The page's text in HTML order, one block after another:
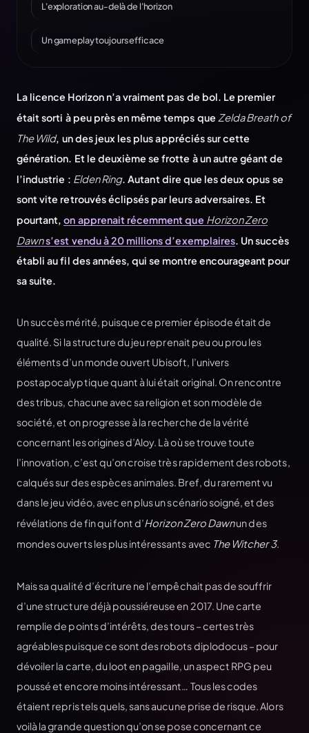
L'exploration au-delà de l'horizon
Un gameplay toujours efficace
La licence Horizon n’a vraiment pas de bol. Le premier
était sorti à peu près en même temps que Zelda Breath of
The Wild, un des jeux les plus appréciés sur cette
génération. Et le deuxième se frotte à un autre géant de
l’industrie : Elden Ring. Autant dire que les deux opus se
sont vite retrouvés éclipsés par leurs adversaires. Et
pourtant,on apprenait récemment que Horizon Zero
Dawns’est vendu à 20 millions d’exemplaires. Un succès
établi au fil des années, qui se montre encourageant pour
sa suite.
Un succès mérité, puisque ce premier épisode était de
qualité. Si la structure du jeu reprenait peu ou prou les
éléments d’un monde ouvert Ubisoft, l’univers
postapocalyptique quant à lui était original. On rencontre
des tribus, chacune avec sa religion et son modèle de
société, et on progresse à la recherche de la vérité
concernant les origines d’Aloy. Là où se trouve toute
l’innovation, c’est qu’on croise très rapidement des robots,
calqués sur des espèces animales. Bref, du rarement vu
dans le jeu vidéo, avec en plus un scénario soigné, et des
révélations de fin qui font d’Horizon Zero Dawnun des
mondes ouverts les plus intéressants avec The Witcher 3.
Mais sa qualité d’écriture ne l’empêchait pas de souffrir
d’une structure déjà poussiéreuse en 2017. Une carte
remplie de points d’intérêts, des tours – certes très
agréables puisque ce sont des robots diplodocus – pour
dévoiler la carte, du loot en pagaille, un aspect RPG peu
poussé et encore moins intéressant… Tous les codes
étaient repris tels quels, sans aucune prise de risque. Alors
voilà la grande question qu’on se pose concernant ce